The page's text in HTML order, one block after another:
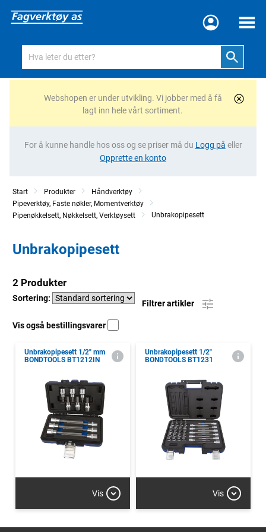
Meny
Webshopen er under utvikling. Vi jobber med å få
lagt inn hele vårt sortiment.
For å kunne handle hos oss og se priser må du Logg på eller
Opprette en konto
Start Produkter
Håndverktøy
Pipeverktøy, Faste nøkler, Momentverktøy
Pipenøkkelsett, Nøkkelsett, Verktøysett
Unbrakopipesett
Unbrakopipesett
2 Produkter
Sortering:
Filtrer artikler
Vis også bestillingsvarer
Unbrakopipesett 1/2" mm
BONDTOOLS BT1212IN
Vis
Unbrakopipesett 1/2"
BONDTOOLS BT1231
Vis